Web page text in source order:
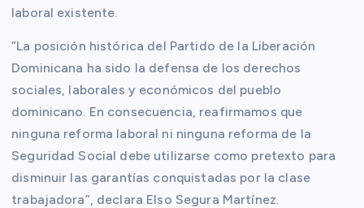
laboral existente.
“La posición histórica del Partido de la Liberación
Dominicana ha sido la defensa de los derechos
sociales, laborales y económicos del pueblo
dominicano. En consecuencia, reafirmamos que
ninguna reforma laboral ni ninguna reforma de la
Seguridad Social debe utilizarse como pretexto para
disminuir las garantías conquistadas por la clase
trabajadora”, declara Elso Segura Martínez.